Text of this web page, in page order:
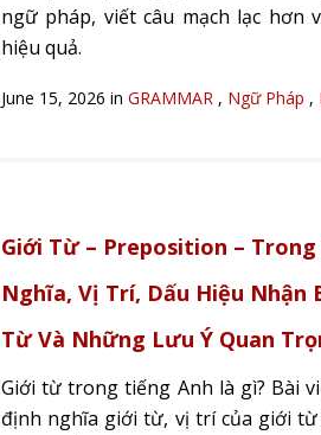
ngữ pháp, viết câu mạch lạc hơn
hiệu quả.
June 15, 2026 in GRAMMAR , Ngữ Pháp ,
Giới Từ – Preposition –
Nghĩa, Vị Trí, Dấu Hiệu Nhận
Từ Và Những Lưu Ý Quan
Giới từ trong tiếng Anh là gì? Bài
định nghĩa giới từ, vị trí của giới từ